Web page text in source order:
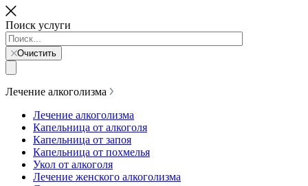
Поиск услуги
Очистить
Лечение алкоголизма
Лечение алкоголизма
Капельница от алкоголя
Капельница от запоя
Капельница от похмелья
Укол от алкоголя
Лечение женского алкоголизма